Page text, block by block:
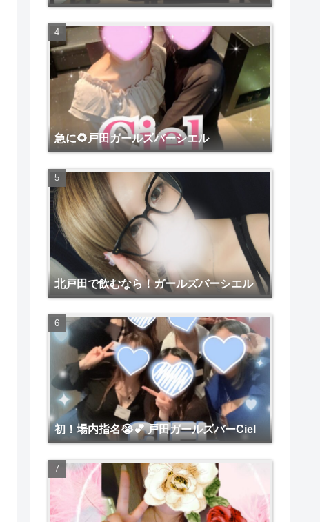
急に🌻戸田ガールズバーシエル
北戸田で飲むなら！ガールズバーシエル
初！場内指名😭💕 戸田ガールズバーCiel